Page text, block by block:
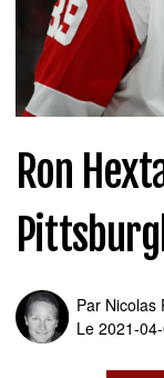
Ron
Par Nicolas
Le 2021-